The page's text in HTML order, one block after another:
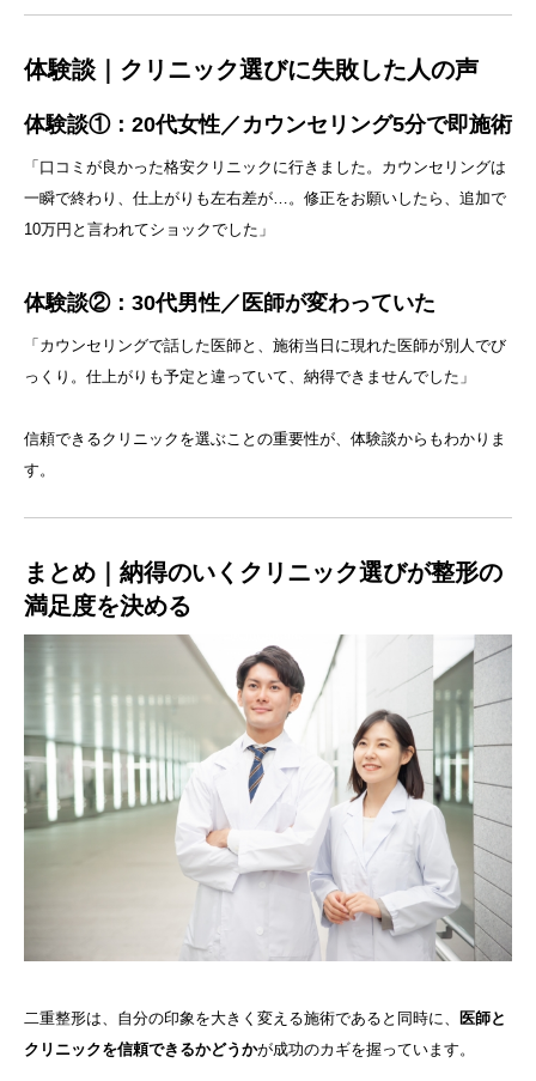
体験談｜クリニック選びに失敗した人の声
体験談①：20代女性／カウンセリング5分で即施術
「口コミが良かった格安クリニックに行きました。カウンセリングは
一瞬で終わり、仕上がりも左右差が…。修正をお願いしたら、追加で
10万円と言われてショックでした」
体験談②：30代男性／医師が変わっていた
「カウンセリングで話した医師と、施術当日に現れた医師が別人でび
っくり。仕上がりも予定と違っていて、納得できませんでした」
信頼できるクリニックを選ぶことの重要性が、体験談からもわかりま
す。
まとめ｜納得のいくクリニック選びが整形の
満足度を決める
二重整形は、自分の印象を大きく変える施術であると同時に、 医師と
クリニックを信頼できるかどうかが成功のカギを握っています。